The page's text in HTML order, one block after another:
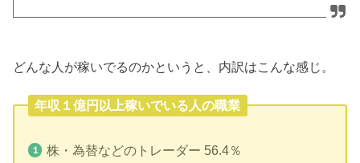
どんな人が稼いでるのかというと、内訳はこんな感じ。
年収１億円以上稼いでいる人の職業
株・為替などのトレーダー 56.4％